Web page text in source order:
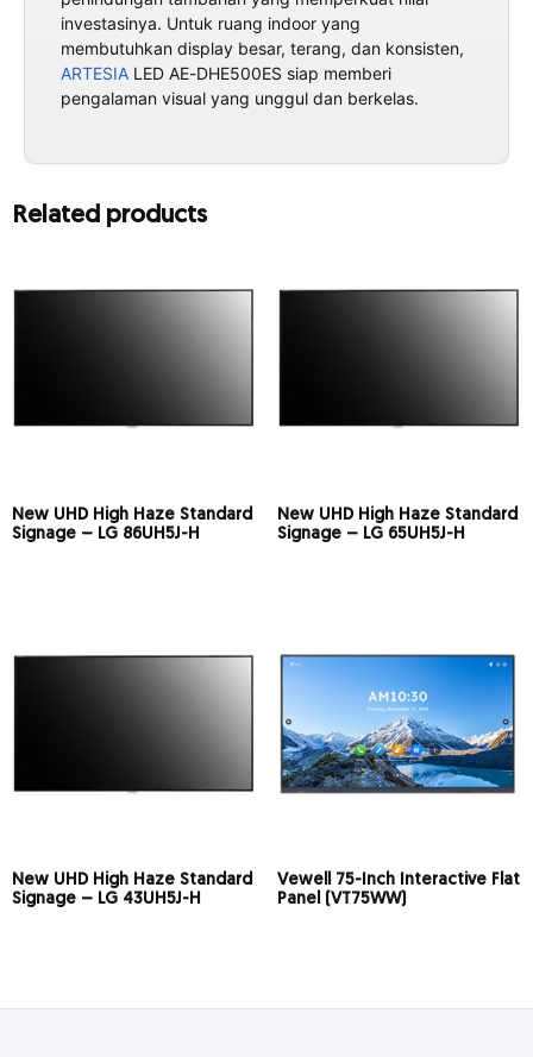
investasinya. Untuk ruang indoor yang
membutuhkan display besar, terang, dan konsisten,
ARTESIA LED AE-DHE500ES siap memberi
pengalaman visual yang unggul dan berkelas.
Related products
New UHD High Haze Standard
Signage – LG 86UH5J-H
New UHD High Haze Standard
Signage – LG 65UH5J-H
New UHD High Haze Standard
Signage – LG 43UH5J-H
Vewell 75-Inch Interactive Flat
Panel (VT75WW)